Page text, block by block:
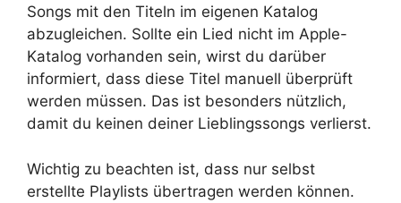
Songs mit den Titeln im eigenen Katalog
abzugleichen. Sollte ein Lied nicht im Apple-
Katalog vorhanden sein, wirst du darüber
informiert, dass diese Titel manuell überprüft
werden müssen. Das ist besonders nützlich,
damit du keinen deiner Lieblingssongs verlierst.
Wichtig zu beachten ist, dass nur selbst
erstellte Playlists übertragen werden können.